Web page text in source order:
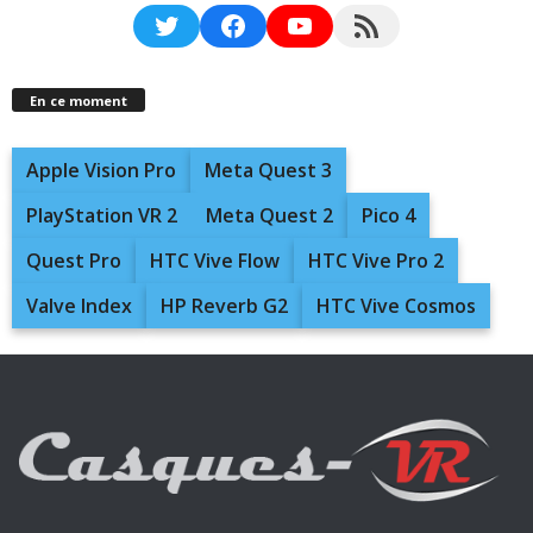
TwitterFacebookYouTubeRSS Feed
En ce moment
Apple Vision Pro
Meta Quest 3
PlayStation VR 2
Meta Quest 2
Pico 4
Quest Pro
HTC Vive Flow
HTC Vive Pro 2
Valve Index
HP Reverb G2 HTC Vive Cosmos